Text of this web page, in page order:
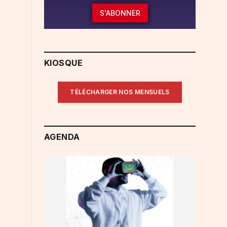
S'ABONNER
KIOSQUE
TÉLÉCHARGER NOS MENSUELS
AGENDA